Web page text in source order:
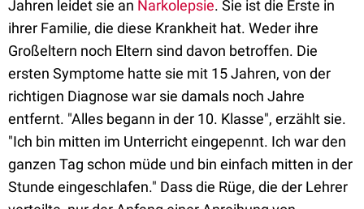
Jahren leidet sie an Narkolepsie. Sie ist die Erste in
ihrer Familie, die diese Krankheit hat. Weder ihre
Großeltern noch Eltern sind davon betroffen. Die
ersten Symptome hatte sie mit 15 Jahren, von der
richtigen Diagnose war sie damals noch Jahre
entfernt. "Alles begann in der 10. Klasse", erzählt sie.
"Ich bin mitten im Unterricht eingepennt. Ich war den
ganzen Tag schon müde und bin einfach mitten in der
Stunde eingeschlafen." Dass die Rüge, die der Lehrer